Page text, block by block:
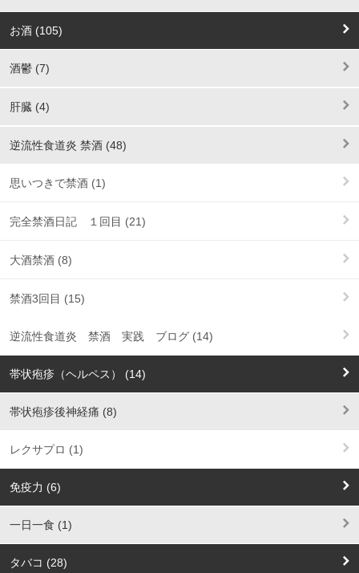
お酒 (105)
酒鬱 (7)
肝臓 (4)
逆流性食道炎 禁酒 (48)
思いつきで禁酒 (1)
完全禁酒日記 １回目 (21)
大酒禁酒 (8)
禁酒3回目 (15)
逆流性食道炎 禁酒 実践 ブログ (14)
帯状疱疹（ヘルペス） (14)
帯状疱疹後神経痛 (8)
レクサプロ (1)
免疫力 (6)
一日一食 (1)
タバコ (28)